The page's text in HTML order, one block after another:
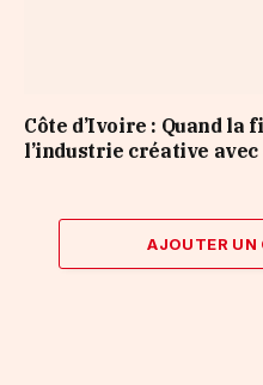
Côte d’Ivoire : Quand la
l’industrie créative
AJOUTER UN